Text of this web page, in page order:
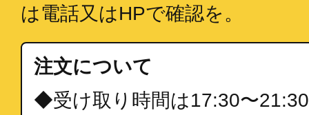
は電話又はHPで確認を。
注文について
◆受け取り時間は17:30〜